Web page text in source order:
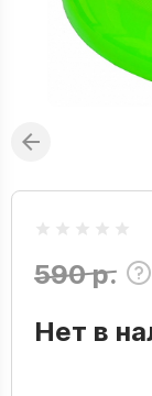
590 р.
Нет в